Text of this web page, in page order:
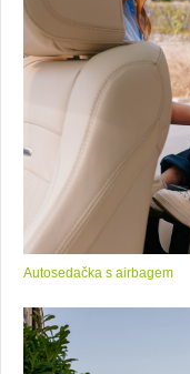
Autosedačka s airbagem